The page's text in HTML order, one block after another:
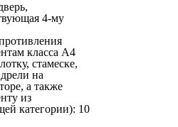
4-му
класса А4
стамеске,
на
а также
из
категории): 10